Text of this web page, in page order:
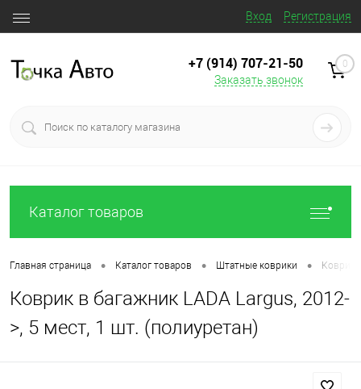
Вход Регистрация
+7 (914) 707‒21‒50
Заказать звонок
0
Каталог товаров
Главная страница • Каталог товаров • Штатные коврики • Коврик
Коврик в багажник LADA Largus, 2012-
>, 5 мест, 1 шт. (полиуретан)